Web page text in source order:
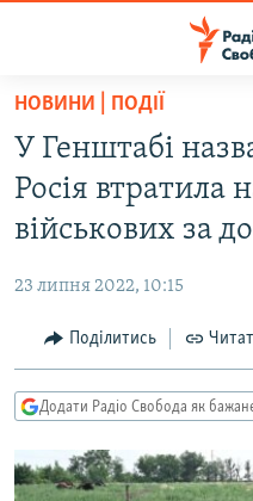
Перейти
основного
матеріалу
Перейти
до
основної
Перейти
до
пошуку
РАДІО СВОБОДА – 70
СТАТТІ
СУСПІЛЬСТВО
УКРАЇНА
РОСІЙСЬКА «ФІЛЬТРАЦІЯ»
ДОНБАС.РЕАЛІЇ
ТИ ЯК?
СХЕМИ
НОВИНИ | ПОДІЇ
У Генштабі
Росія втратила
військових за
23 липня 2022, 10:15
Поділитись
Додати Радіо Свобода як